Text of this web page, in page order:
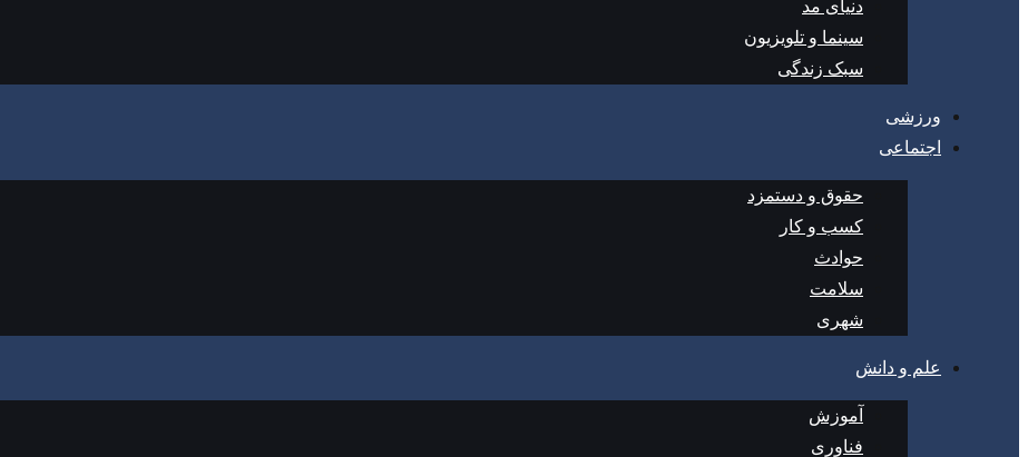
دنیای مد
سینما و تلویزیون
سبک زندگی
ورزشی
اجتماعی
حقوق و دستمزد
کسب و کار
حوادث
سلامت
شهری
علم و دانش
آموزش
فناوری